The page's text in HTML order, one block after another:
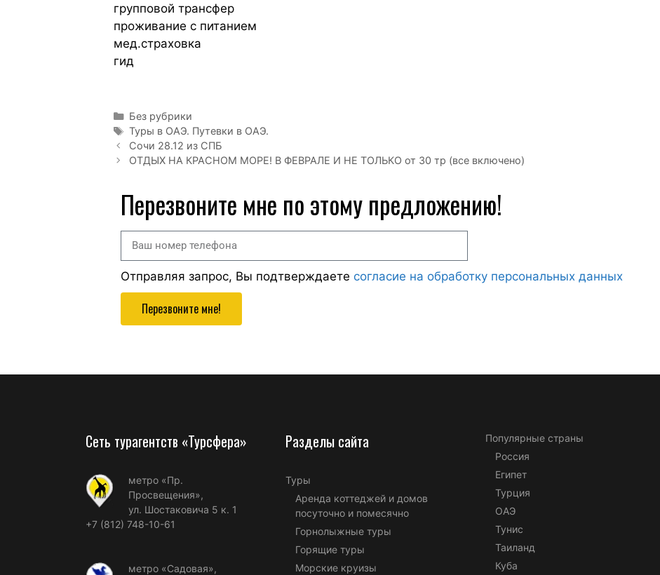
групповой трансфер
проживание с питанием
мед.страховка
гид
Без рубрики
Туры в ОАЭ. Путевки в ОАЭ.
Сочи 28.12 из СПБ
ОТДЫХ НА КРАСНОМ МОРЕ! В ФЕВРАЛЕ И НЕ ТОЛЬКО от 30 тр (все включено)
Перезвоните мне по этому предложению!
Отправляя запрос, Вы подтверждаете согласие на обработку персональных данных
Перезвоните мне!
Сеть турагентств «Турсфера»
метро «Пр.
Просвещения»,
ул. Шостаковича 5 к. 1
+7 (812) 748-10-61
метро «Садовая»,
Разделы сайта
Туры
Аренда коттеджей и домов
посуточно и помесячно
Горнолыжные туры
Горящие туры
Морские круизы
Популярные страны
Россия
Египет
Турция
ОАЭ
Тунис
Таиланд
Куба